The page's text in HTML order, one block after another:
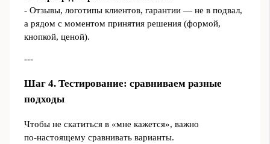
- Отзывы, логотипы клиентов, гарантии — не в подвал,
а рядом с моментом принятия решения (формой,
кнопкой, ценой).
---
Шаг 4. Тестирование: сравниваем разные
подходы
Чтобы не скатиться в «мне кажется», важно
по‑настоящему сравнивать варианты.